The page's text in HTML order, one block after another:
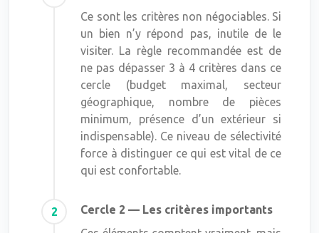
Ce sont les critères non négociables. Si
un bien n’y répond pas, inutile de le
visiter. La règle recommandée est de
ne pas dépasser 3 à 4 critères dans ce
cercle (budget maximal, secteur
géographique, nombre de pièces
minimum, présence d’un extérieur si
indispensable). Ce niveau de sélectivité
force à distinguer ce qui est vital de ce
qui est confortable.
Cercle 2 — Les critères importants